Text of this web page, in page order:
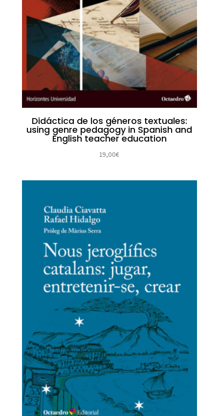
Didáctica de los géneros textuales:
using genre pedagogy in Spanish and
English teacher education
19,00€